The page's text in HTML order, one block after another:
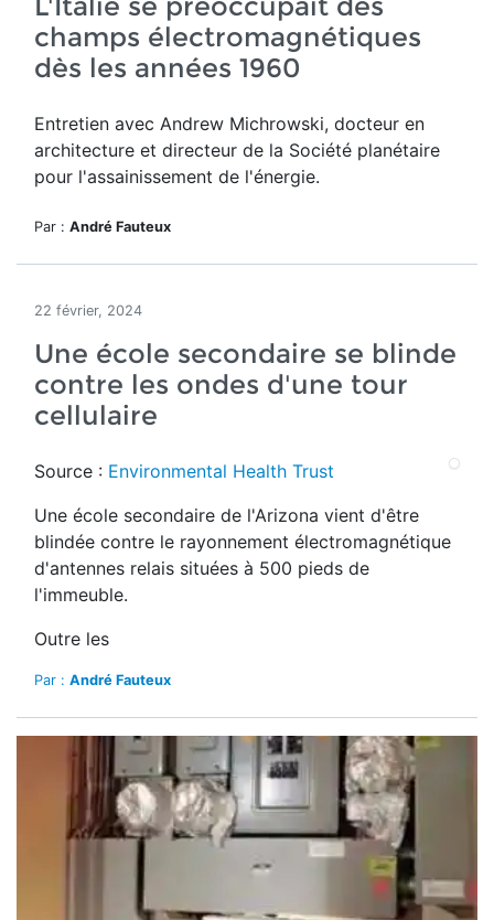
champs électromagnétiques
dès les années 1960
Entretien avec Andrew Michrowski, docteur en
architecture et directeur de la Société planétaire
pour l'assainissement de l'énergie.
Par : André Fauteux
22 février, 2024
Une école secondaire se blinde
contre les ondes d'une tour
cellulaire
Source : Environmental Health Trust
Une école secondaire de l'Arizona vient d'être
blindée contre le rayonnement électromagnétique
d'antennes relais situées à 500 pieds de
l'immeuble.
Outre les
Par : André Fauteux